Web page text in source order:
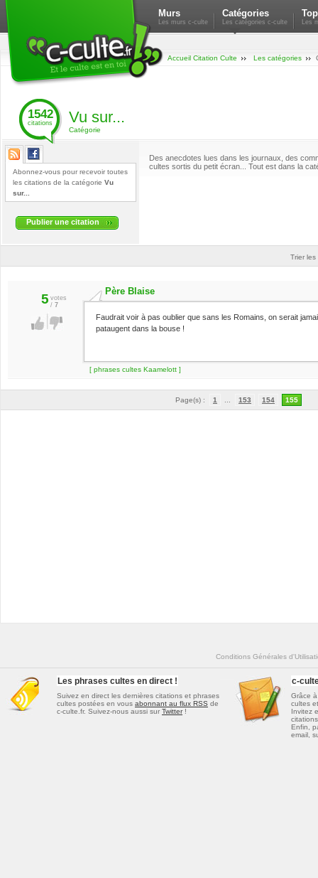
Murs
Les murs c-culte
Catégories
Les catégories c-culte Les
Accueil Citation Culte Les catégories
1542
citations Vu sur...
Catégorie
Abonnez-vous pour recevoir toutes
les citations de la catégorie Vu
sur...
Publier une citation
Des anecdotes lues dans les journaux, des
cultes sortis du petit écran... Tout est dans la
Trier
5 votes
/ 7
Père Blaise
Faudrait voir à pas oublier que sans les Romains, on serait
pataugent dans la bouse !
[ phrases cultes Kaamelott ]
Page(s) : 1 153 154 155
Conditions Générales
Les phrases cultes en direct !
Suivez en direct les dernières citations et phrases
cultes postées en vous abonnant au flux RSS de
c-culte.fr. Suivez-nous aussi sur Twitter!
c-
Grâce
cultes
Invitez
citations
Enfin,
email,